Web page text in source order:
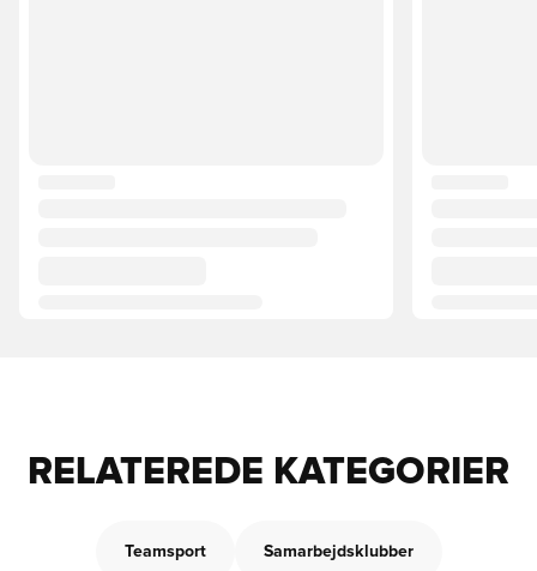
RELATEREDE KATEGORIER
Teamsport Samarbejdsklubber